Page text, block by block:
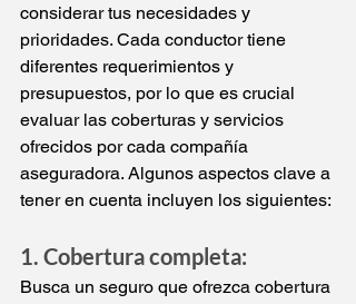
considerar tus necesidades y
prioridades. Cada conductor tiene
diferentes requerimientos y
presupuestos, por lo que es crucial
evaluar las coberturas y servicios
ofrecidos por cada compañía
aseguradora. Algunos aspectos clave a
tener en cuenta incluyen los siguientes:
1. Cobertura completa:
Busca un seguro que ofrezca cobertura